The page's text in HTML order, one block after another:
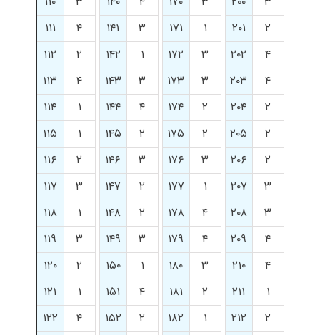
۲
۲۰۱ ۱ ۱۷۱ ۳ ۱۴۱ ۴
۱۱۱
۴
۲۰۲ ۳ ۱۷۲ ۱ ۱۴۲ ۲
۱۱۲
۴
۲۰۳ ۳ ۱۷۳ ۳ ۱۴۳ ۴
۱۱۳
۲
۲۰۴ ۲ ۱۷۴ ۴ ۱۴۴ ۱
۱۱۴
۲
۲۰۵ ۲ ۱۷۵ ۲ ۱۴۵ ۱
۱۱۵
۲
۲۰۶ ۳ ۱۷۶ ۳ ۱۴۶ ۲
۱۱۶
۳
۲۰۷ ۱ ۱۷۷ ۲ ۱۴۷ ۳
۱۱۷
۳
۲۰۸ ۴ ۱۷۸ ۲ ۱۴۸ ۱
۱۱۸
۴
۲۰۹ ۴ ۱۷۹ ۳ ۱۴۹ ۳
۱۱۹
۴
۲۱۰ ۳ ۱۸۰ ۱ ۱۵۰ ۲
۱۲۰
۱
۲۱۱ ۲ ۱۸۱ ۴ ۱۵۱ ۱
۱۲۱
۲
۲۱۲ ۱ ۱۸۲ ۲ ۱۵۲ ۴
۱۲۲